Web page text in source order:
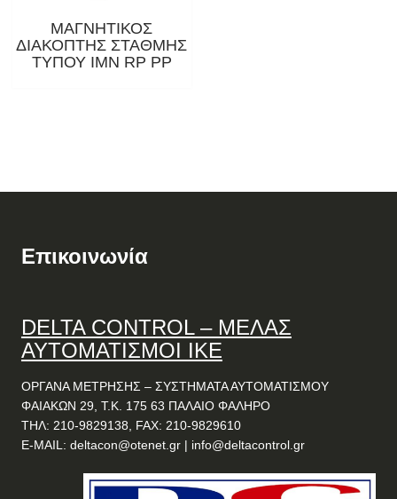
ΜΑΓΝΗΤΙΚΟΣ
ΔΙΑΚΟΠΤΗΣ ΣΤΑΘΜΗΣ
ΤΥΠΟΥ IMN RP PP
Επικοινωνία
DELTA CONTROL– ΜΕΛΑΣ
ΑΥΤΟΜΑΤΙΣΜΟΙ ΙΚΕ
ΟΡΓΑΝΑ ΜΕΤΡΗΣΗΣ – ΣΥΣΤΗΜΑΤΑ ΑΥΤΟΜΑΤΙΣΜΟΥ
ΦΑΙΑΚΩΝ 29, Τ.Κ. 175 63 ΠΑΛΑΙΟ ΦΑΛΗΡΟ
ΤΗΛ: 210-9829138, FAX: 210-9829610
E-MAIL: deltacon@otenet.gr| info@deltacontrol.gr